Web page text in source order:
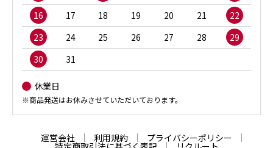
16
17 18 19 20 21
22
23
24 25 26 27 28
29
30
31
休業日
※商品発送はお休みさせていただいております。
運営会社 利用規約 プライバシーポリシー